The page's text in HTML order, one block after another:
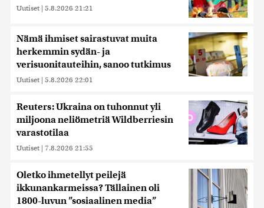
Uutiset | 5.8.2026 21:21
Nämä ihmiset sairastuvat muita
herkemmin sydän- ja
verisuonitauteihin, sanoo tutkimus
Uutiset | 5.8.2026 22:01
Reuters: Ukraina on tuhonnut yli
miljoona neliömetriä Wildberriesin
varastotilaa
Uutiset | 7.8.2026 21:55
Oletko ihmetellyt peilejä
ikkunankarmeissa? Tällainen oli
1800-luvun ”sosiaalinen media”